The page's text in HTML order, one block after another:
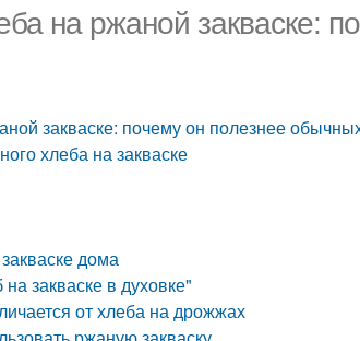
на ржаной закваске:
закваске: почему он полезнее
хлеба на закваске
дома
закваске в духовке"
от хлеба на дрожжах